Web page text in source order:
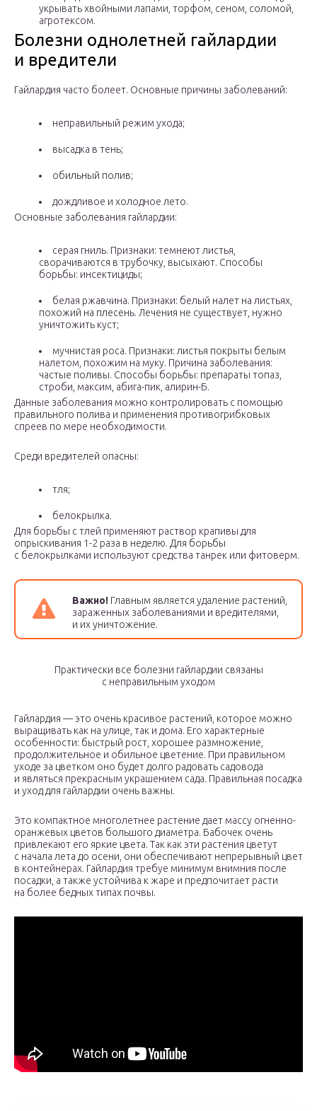
укрывать хвойными лапами, торфом, сеном, соломой,
агротексом.
Болезни однолетней гайлардии
и вредители
Гайлардия часто болеет. Основные причины заболеваний:
неправильный режим ухода;
высадка в тень;
обильный полив;
дождливое и холодное лето.
Основные заболевания гайлардии:
серая гниль. Признаки: темнеют листья,
сворачиваются в трубочку, высыхают. Способы
борьбы: инсектициды;
белая ржавчина. Признаки: белый налет на листьях,
похожий на плесень. Лечения не существует, нужно
уничтожить куст;
мучнистая роса. Признаки: листья покрыты белым
налетом, похожим на муку. Причина заболевания:
частые поливы. Способы борьбы: препараты топаз,
строби, максим, абига-пик, алирин-Б.
Данные заболевания можно контролировать с помощью
правильного полива и применения противогрибковых
спреев по мере необходимости.
Среди вредителей опасны:
тля;
белокрылка.
Для борьбы с тлей применяют раствор крапивы для
опрыскивания 1-2 раза в неделю. Для борьбы
с белокрылками используют средства танрек или фитоверм.
Важно! Главным является удаление растений,
зараженных заболеваниями и вредителями,
и их уничтожение.
Практически все болезни гайлардии связаны
с неправильным уходом
Гайлардия — это очень красивое растений, которое можно
выращивать как на улице, так и дома. Его характерные
особенности: быстрый рост, хорошее размножение,
продолжительное и обильное цветение. При правильном
уходе за цветком оно будет долго радовать садовода
и являться прекрасным украшением сада. Правильная посадка
и уход для гайлардии очень важны.
Это компактное многолетнее растение дает массу огненно-
оранжевых цветов большого диаметра. Бабочек очень
привлекают его яркие цвета. Так как эти растения цветут
с начала лета до осени, они обеспечивают непрерывный цвет
в контейнерах. Гайлардия требуе минимум внимния после
посадки, а также устойчива к жаре и предпочитает расти
на более бедных типах почвы.